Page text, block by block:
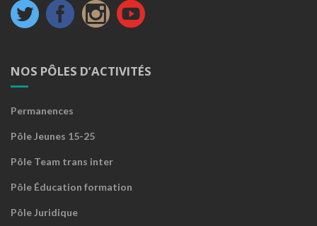
NOS PÔLES D’ACTIVITÉS
Permanences
Pôle Jeunes 15-25
Pôle Team trans inter
Pôle Éducation formation
Pôle Juridique